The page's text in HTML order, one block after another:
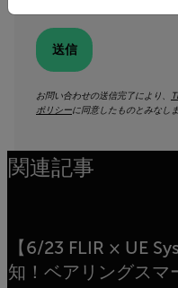
送信
お問い合わせの送信完了により、
ポリシーに同意したものとみなしま
関連記事
【6/23 FLIR × UE
知！ベアリングスマ